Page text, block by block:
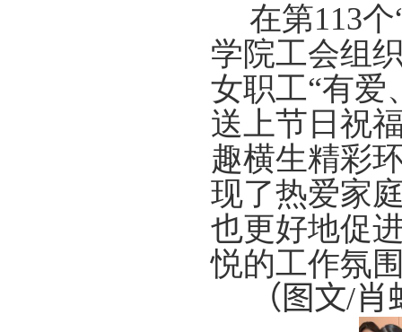
在第113个
学院工会组
女职工“有爱
送上节日祝
趣横生精彩
现了热爱家
也更好地促
悦的工作氛
（图文/肖